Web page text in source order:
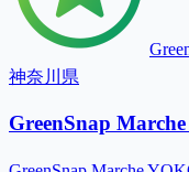
神奈川県
GreenSnap